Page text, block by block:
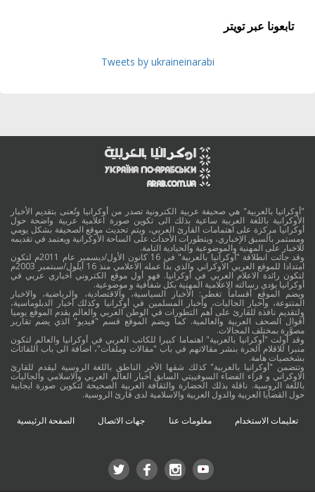
تابعونا عبر تويتر
Tweets by ukraineinarabi
"أوكرانيا بالعربية" هي صحيفة عربية الكترونية تصدر من أوكرانيا وتُعنى بتقديم الأخبار
الأوكرانية باللغة العربية ساعية بذلك الى تكوين صورة اعلامية عربية واضحة حول
أوكرانيا مركزة على اهتمامات القارئ العربي، ويتم تحديث موقع الصحيفة بشكل يومي
ومستمر بالسبق الإخباري، وبتطورات الأحداث على الساحة الأوكرانية ويعتمد في تقديمه
للاخبار على المهنية والموضوعية والحيادية التامة.
وقد جائت انطلاقة "أوكرانيا بالعربية" في 16 كانون الأول/ديسمبر عام 2011م لتكون
امتدادا للموقع العربي الاوكراني والذي بدأ عمله الاعلامي منذ 16 أيلول/سبتمبر 2003م
لتكون رائدة الاعلام العربي في أوكرانيا. فهو أول موقع الكتروني أخباري عربي في
أوكرانيا يؤدي رسالته الاعلامية المهنية بكل شفافية و موضوعية.
ويضم الموقع أقساماً تغطي: الأخبار السياسية، والاقتصادية، والرياضية، والاخبار
المتنوعة، وأخبار الجاليات، وأخبار المسلمين في أوكرانيا وكذلك أخبار الدبلوماسية،
ولتقديم نافذة للقارئ على أهم التطورات في الوطن العربي والعالم يقدم الموقع يوميا
أقوال الصحف العربية والعالمية. كما ويضم الموقع قسم "فيديو" الذي يضم تقارير
مصوَّرة بمختلف المجالات.
وقد أولت "أوكرانيا بالعربية" اهتماما كبيرا للكاتب العربي في أوكرانيا والعالم لتكون
منبرا للاقلام الحرة بنشر مقالاتهم في باب "مقالات وملفات"، اضافة الى باب اللقائات
بشخصيات هامة.
وتتضمن "أوكرانيا بالعربية" كذلك شقها الآخر الناطق باللغة الروسية ليقدم للقارئ
الاوكراني و قراء الفضاء السوفييتي السابق أخبار العالم العربي والاسلامي والجاليات
باللغة الروسية. ناقلة بذلك الحضارة والثقافة العربية الصحيحة لتكوين صورة ايجابية
حول القضايا العربية والدول العربية والاسلامية لدى قارئ الروسية.
تعليمات الاستخدام معلومات عنا جهات الاتصال الصفحة الرئيسية